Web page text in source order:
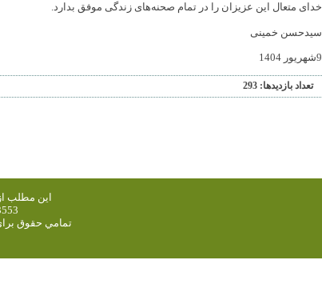
خدای متعال این عزیزان را در تمام صحنه‌های زندگی موفق بدارد.
سیدحسن خمینی
9شهریور 1404
تعداد بازديدها: 293
این مطلب
تمامي حقوق